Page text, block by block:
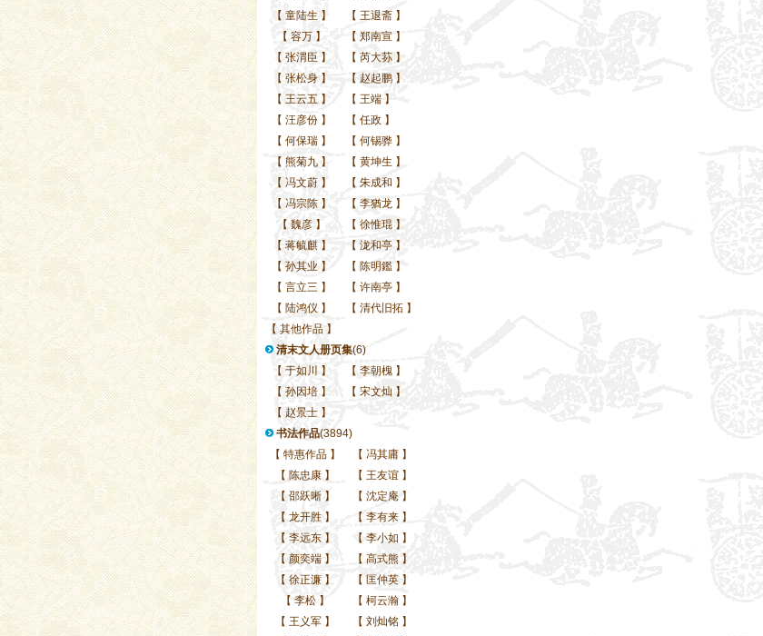
【 童陆生 】 【 王退斋 】
【 容万 】 【 郑南宣 】
【 张渭臣 】 【 芮大荪 】
【 张松身 】 【 赵起鹏 】
【 王云五 】 【 王端 】
【 汪彦份 】 【 任政 】
【 何保瑞 】 【 何锡骅 】
【 熊菊九 】 【 黄坤生 】
【 冯文蔚 】 【 朱成和 】
【 冯宗陈 】 【 李猶龙 】
【 魏彦 】 【 徐惟琨 】
【 蒋毓麒 】 【 泷和亭 】
【 孙其业 】 【 陈明鑑 】
【 言立三 】 【 许南亭 】
【 陆鸿仪 】 【 清代旧拓 】
【 其他作品 】
清末文人册页集(6)
【 于如川 】 【 李朝槐 】
【 孙因培 】 【 宋文灿 】
【 赵景士 】
书法作品(3894)
【 特惠作品】 【 冯其庸 】
【 陈忠康】 【 王友谊 】
【 邵跃晰】 【 沈定庵 】
【 龙开胜】 【 李有来 】
【 李远东】 【 李小如 】
【 颜奕端】 【 高式熊 】
【 徐正濂】 【 匡仲英 】
【 李松】 【 柯云瀚 】
【 王义军】 【 刘灿铭 】